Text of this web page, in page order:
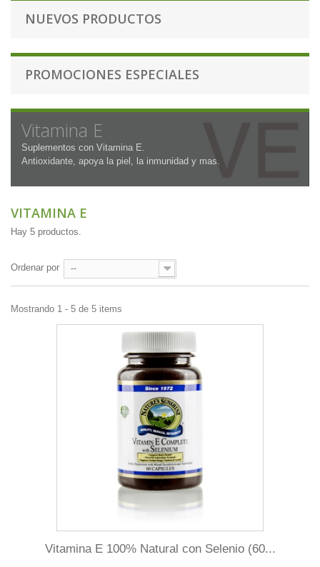
NUEVOS PRODUCTOS
PROMOCIONES ESPECIALES
Vitamina E
Suplementos con Vitamina E.
Antioxidante, apoya la piel, la inmunidad y mas.
VITAMINA E
Hay 5 productos.
Ordenar por --
Mostrando 1 - 5 de 5 items
Vitamina E 100% Natural con Selenio (60...